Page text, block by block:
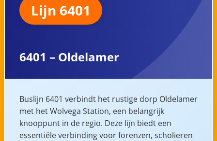
Lijn 6401
6401 – Oldelamer
Buslijn 6401 verbindt het rustige dorp Oldelamer
met het Wolvega Station, een belangrijk
knooppunt in de regio. Deze lijn biedt een
essentiële verbinding voor forenzen, scholieren